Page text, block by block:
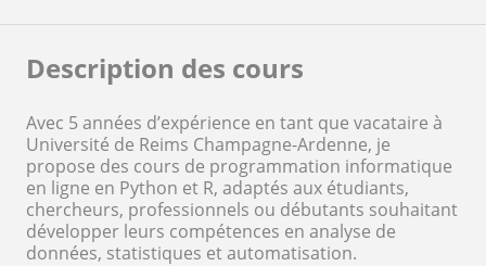
Description des cours
Avec 5 années d’expérience en tant que vacataire à
Université de Reims Champagne-Ardenne, je
propose des cours de programmation informatique
en ligne en Python et R, adaptés aux étudiants,
chercheurs, professionnels ou débutants souhaitant
développer leurs compétences en analyse de
données, statistiques et automatisation.